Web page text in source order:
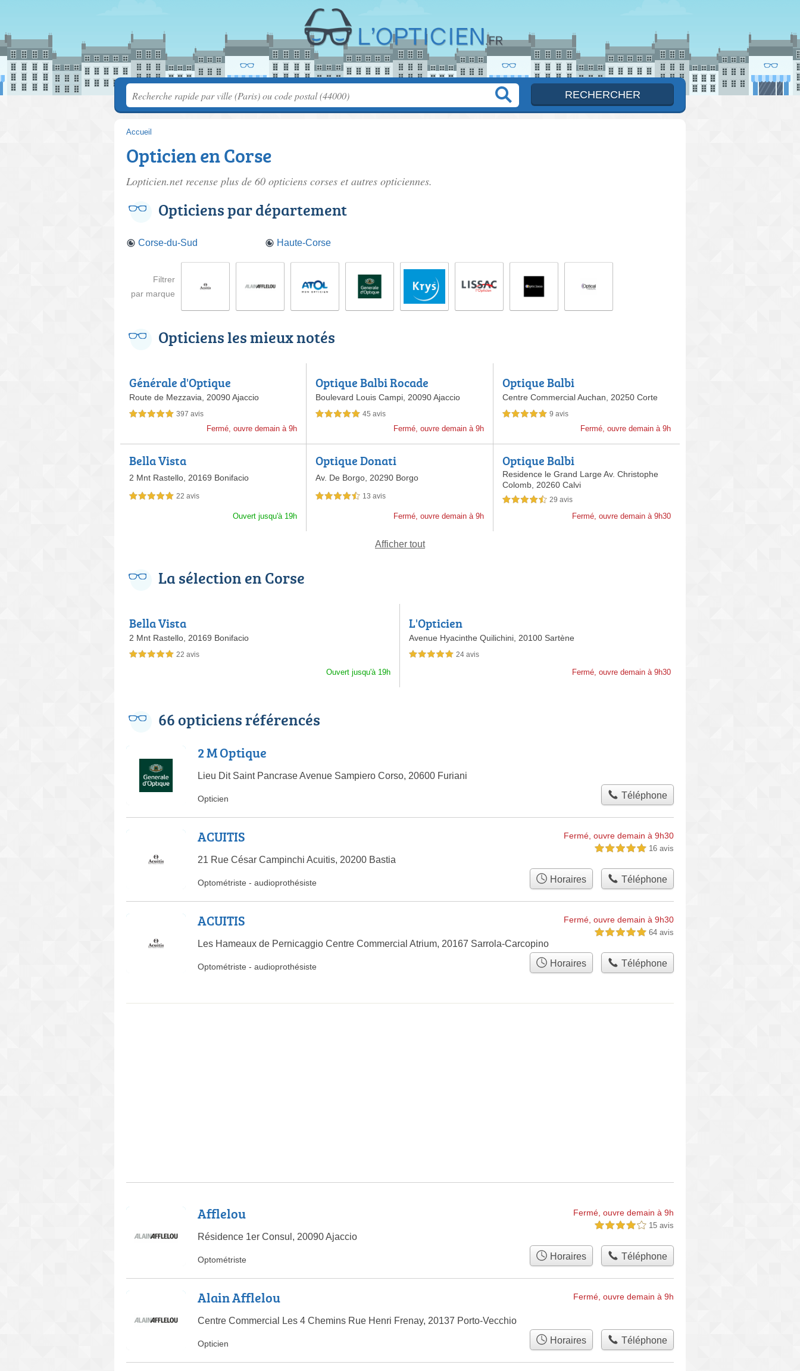
Accueil
Opticien en Corse
Lopticien.net recense plus de 60 opticiens corses et autres opticiennes.
Opticiens par département
Corse-du-Sud Haute-Corse
Filtrer
par marque
Opticiens les mieux notés
Générale d'Optique
Route de Mezzavia, 20090 Ajaccio
5,0 étoiles sur 5 397 avis
Fermé, ouvre demain à 9h
Optique Balbi Rocade
Boulevard Louis Campi,20090 Ajaccio
5,0 étoiles sur 5 45 avis
Fermé, ouvre demain à 9h
Optique Balbi
Centre Commercial Auchan, 20250 Corte
5,0 étoiles sur 5 9 avis
Fermé, ouvre demain à 9h
Bella Vista
2 Mnt Rastello, 20169 Bonifacio
5,0 étoiles sur 5 22 avis
Ouvert jusqu'à 19h
Optique Donati
Av. De Borgo, 20290 Borgo
4,5 étoiles sur 5 13 avis
Fermé, ouvre demain à 9h
Optique Balbi
Residence le Grand Large Av. Christophe
Colomb, 20260 Calvi
4,5 étoiles sur 5 29 avis
Fermé, ouvre demain à 9h30
Afficher tout
La sélection en Corse
Bella Vista
2 Mnt Rastello, 20169 Bonifacio
5,0 étoiles sur 5 22 avis
Ouvert jusqu'à 19h
L'Opticien
Avenue Hyacinthe Quilichini, 20100 Sartène
5,0 étoiles sur 5 24 avis
Fermé, ouvre demain à 9h30
66 opticiens référencés
2 M Optique
Lieu Dit Saint Pancrase Avenue Sampiero Corso, 20600 Furiani
Opticien Téléphone
ACUITIS
21 Rue César Campinchi Acuitis, 20200 Bastia
Fermé, ouvre demain à 9h30
5,0 étoiles sur 5 16 avis
Optométriste - audioprothésiste Horaires Téléphone
ACUITIS
Les Hameaux de Pernicaggio Centre Commercial Atrium, 20167 Sarrola-Carcopino
Fermé, ouvre demain à 9h30
5,0 étoiles sur 5 64 avis
Optométriste - audioprothésiste Horaires Téléphone
Afflelou
Résidence 1er Consul, 20090 Ajaccio
Fermé, ouvre demain à 9h
4,0 étoiles sur 5 15 avis
Optométriste Horaires Téléphone
Alain Afflelou
Centre Commercial Les 4 Chemins Rue Henri Frenay, 20137 Porto-Vecchio
Fermé, ouvre demain à 9h
Opticien Horaires Téléphone